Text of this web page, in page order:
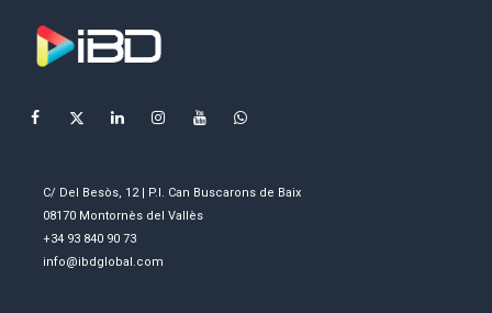
C/ Del Besòs, 12 | P.I. Can Buscarons de Baix
08170 Montornès del Vallès
+34 93 840 90 73
info@ibdglobal.com